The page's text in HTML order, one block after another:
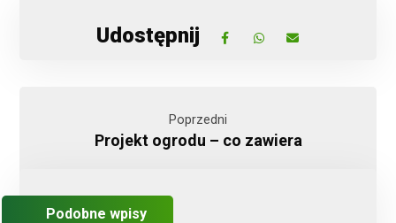
Poprzedni
Projekt ogrodu – co zawiera
Podobne wpisy